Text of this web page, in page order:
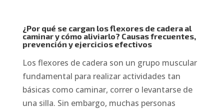
¿Por qué se cargan los flexores de cadera al
caminar y cómo aliviarlo? Causas frecuentes,
prevención y ejercicios efectivos
Los flexores de cadera son un grupo muscular
fundamental para realizar actividades tan
básicas como caminar, correr o levantarse de
una silla. Sin embargo, muchas personas